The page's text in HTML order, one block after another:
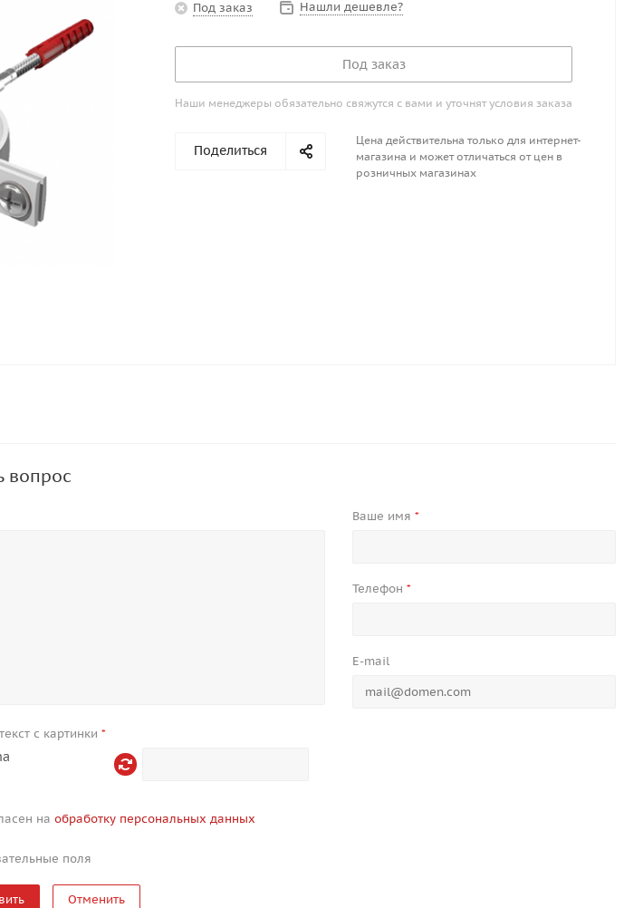
Под заказ Нашли дешевле?
Под заказ
Наши менеджеры обязательно свяжутся с вами и уточнят условия заказа
Поделиться
Цена действительна только для интернет-
магазина и может отличаться от цен в
розничных магазинах
вопрос
Ваше имя*
Телефон*
E-mail
с картинки *
на обработку персональных данных
поля
Отменить